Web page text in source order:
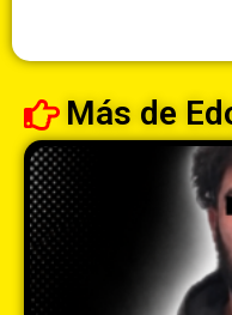
Más de